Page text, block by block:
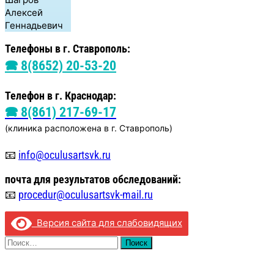
Алексей
Геннадьевич
Телефоны в г. Ставрополь:
🕿 8(8652) 20-53-20
Телефон в г. Краснодар:
🕿 8(861) 217-69-17
(клиника расположена в г. Ставрополь)
📧 info@oculusartsvk.ru
почта для результатов обследований:
📧 procedur@oculusartsvk-mail.ru
Версия сайта для слабовидящих
Найти: